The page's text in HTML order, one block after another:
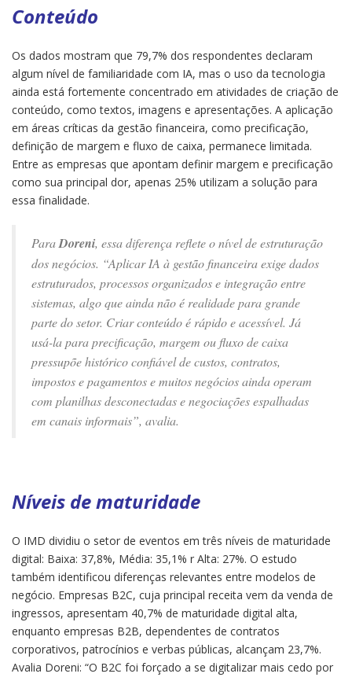
Conteúdo
Os dados mostram que 79,7% dos respondentes declaram
algum nível de familiaridade com IA, mas o uso da tecnologia
ainda está fortemente concentrado em atividades de criação de
conteúdo, como textos, imagens e apresentações. A aplicação
em áreas críticas da gestão financeira, como precificação,
definição de margem e fluxo de caixa, permanece limitada.
Entre as empresas que apontam definir margem e precificação
como sua principal dor, apenas 25% utilizam a solução para
essa finalidade.
ParaDoreni, essa diferença reflete o nível de estruturação
dos negócios. “Aplicar IA à gestão financeira exige dados
estruturados, processos organizados e integração entre
sistemas, algo que ainda não é realidade para grande
parte do setor. Criar conteúdo é rápido e acessível. Já
usá-la para precificação, margem ou fluxo de caixa
pressupõe histórico confiável de custos, contratos,
impostos e pagamentos e muitos negócios ainda operam
com planilhas desconectadas e negociações espalhadas
em canais informais”, avalia.
Níveis de maturidade
O IMD dividiu o setor de eventos em três níveis de maturidade
digital: Baixa: 37,8%, Média: 35,1% r Alta: 27%. O estudo
também identificou diferenças relevantes entre modelos de
negócio. Empresas B2C, cuja principal receita vem da venda de
ingressos, apresentam 40,7% de maturidade digital alta,
enquanto empresas B2B, dependentes de contratos
corporativos, patrocínios e verbas públicas, alcançam 23,7%.
Avalia Doreni: “O B2C foi forçado a se digitalizar mais cedo por